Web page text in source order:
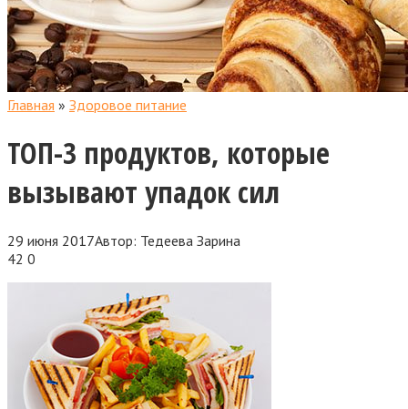
Главная » Здоровое питание
ТОП-3 продуктов, которые
вызывают упадок сил
29 июня 2017Автор: Тедеева Зарина
42 0